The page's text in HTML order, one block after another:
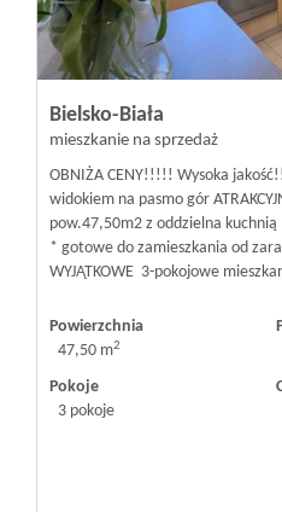
Bielsko-Biała
mieszkanie na sprzedaż
OBNIŻA CENY!!!!! Wysoka
widokiem na pasmo gór
pow.47,50m2 z oddzielna kuchnią
* gotowe do zamieszkania od
WYJĄTKOWE 3-pokojowe
Powierzchnia
47,50 m2
Pokoje
3 pokoje